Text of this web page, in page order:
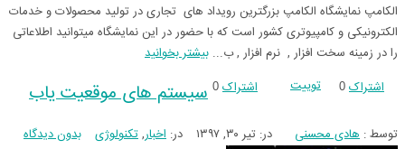
الکامپ نمایشگاه الکامپ بزرگترین رویداد های تجاری در تولید محصولات و خدمات
الکترونیکی و کامپیوتری کشور است که با حضور در این نمایشگاه میتوانید اطلاعاتی
را در زمینه سخت افزار , نرم افزار , ب... بیشتر بخوانید
اشتراک 0 توییت اشتراک 0 سیستم های موقعیت یاب
توسط : هادی محسنی در: تیر ۳۰, ۱۳۹۷ در: اخبار,تکنولوژی بدون دیدگاه